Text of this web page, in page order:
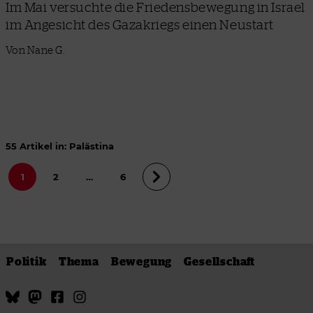
Im Mai versuchte die Friedensbewegung in Israel
im Angesicht des Gazakriegs einen Neustart
Von Nane G.
55 Artikel in: Palästina
1 2 … 6
Politik Thema Bewegung Gesellschaft